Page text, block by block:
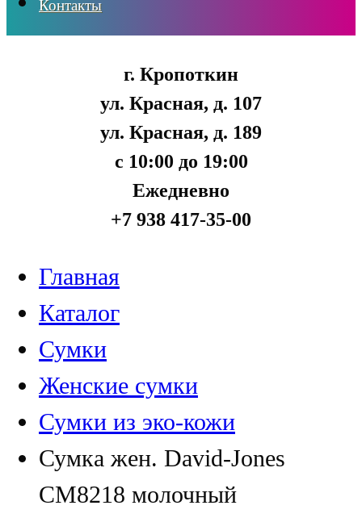
Контакты
г. Кропоткин
ул. Красная, д. 107
ул. Красная, д. 189
с 10:00 до 19:00
Ежедневно
+7 938 417-35-00
Главная
Каталог
Сумки
Женские сумки
Сумки из эко-кожи
Сумка жен. David-Jones
СМ8218 молочный